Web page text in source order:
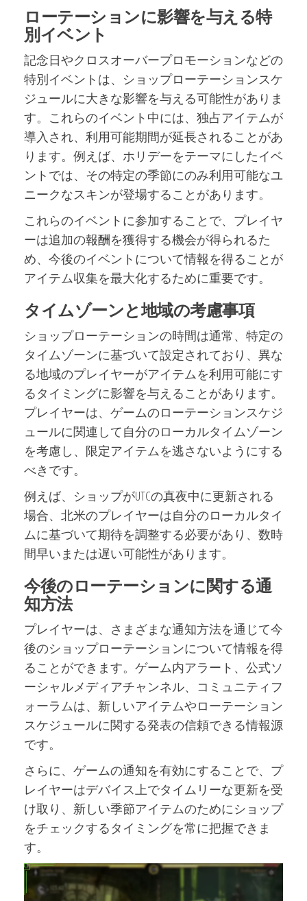
ローテーションに影響を与える特
別イベント
記念日やクロスオーバープロモーションなどの
特別イベントは、ショップローテーションスケ
ジュールに大きな影響を与える可能性がありま
す。これらのイベント中には、独占アイテムが
導入され、利用可能期間が延長されることがあ
ります。例えば、ホリデーをテーマにしたイベ
ントでは、その特定の季節にのみ利用可能なユ
ニークなスキンが登場することがあります。
これらのイベントに参加することで、プレイヤ
ーは追加の報酬を獲得する機会が得られるた
め、今後のイベントについて情報を得ることが
アイテム収集を最大化するために重要です。
タイムゾーンと地域の考慮事項
ショップローテーションの時間は通常、特定の
タイムゾーンに基づいて設定されており、異な
る地域のプレイヤーがアイテムを利用可能にす
るタイミングに影響を与えることがあります。
プレイヤーは、ゲームのローテーションスケジ
ュールに関連して自分のローカルタイムゾーン
を考慮し、限定アイテムを逃さないようにする
べきです。
例えば、ショップがUTCの真夜中に更新される
場合、北米のプレイヤーは自分のローカルタイ
ムに基づいて期待を調整する必要があり、数時
間早いまたは遅い可能性があります。
今後のローテーションに関する通
知方法
プレイヤーは、さまざまな通知方法を通じて今
後のショップローテーションについて情報を得
ることができます。ゲーム内アラート、公式ソ
ーシャルメディアチャンネル、コミュニティフ
ォーラムは、新しいアイテムやローテーション
スケジュールに関する発表の信頼できる情報源
です。
さらに、ゲームの通知を有効にすることで、プ
レイヤーはデバイス上でタイムリーな更新を受
け取り、新しい季節アイテムのためにショップ
をチェックするタイミングを常に把握できま
す。